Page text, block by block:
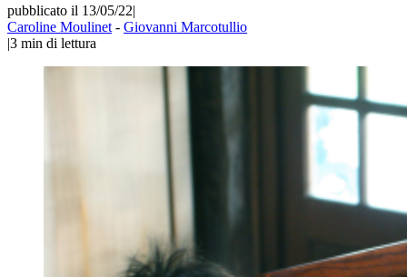
pubblicato il 13/05/22|
Caroline Moulinet - Giovanni Marcotullio
|3 min di lettura